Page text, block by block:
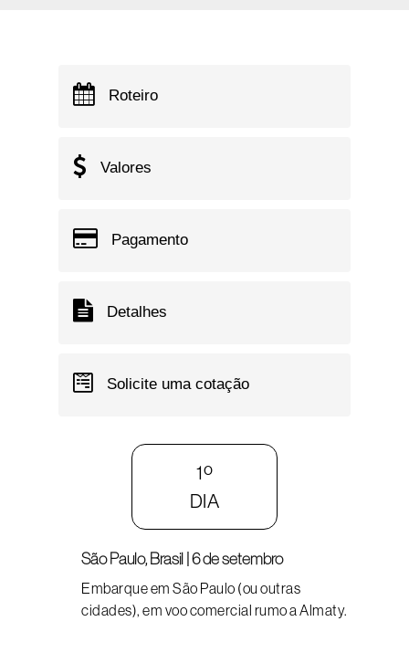
Roteiro
Valores
Pagamento
Detalhes
Solicite uma cotação
1º
DIA
São Paulo, Brasil | 6 de setembro
Embarque em São Paulo (ou outras
cidades), em voo comercial rumo a Almaty.